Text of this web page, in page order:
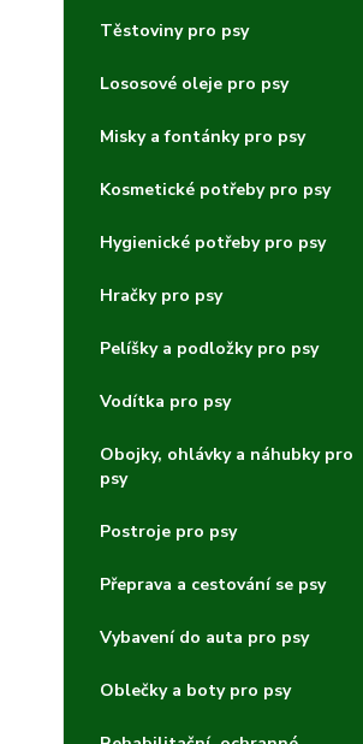
Těstoviny pro psy
Lososové oleje pro psy
Misky a fontánky pro psy
Kosmetické potřeby pro psy
Hygienické potřeby pro psy
Hračky pro psy
Pelíšky a podložky pro psy
Vodítka pro psy
Obojky, ohlávky a náhubky pro
psy
Postroje pro psy
Přeprava a cestování se psy
Vybavení do auta pro psy
Oblečky a boty pro psy